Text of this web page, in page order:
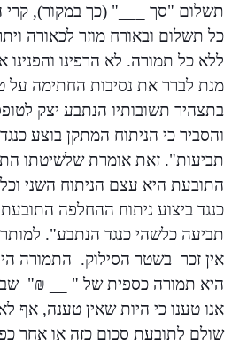
תשלום "סך ___" (כך במקור), קרי
כל תשלום ובאורח מוזר לכאורה
ללא כל תמורה. לא הרפינו
מנת לברר את נסיבות החתימה על
בתצהיר תשובותיו הנתבע יצק
והסביר כי הניתוח המתקן בוצע
תביעות". זאת אומרת שלשיטתו
התובעת היא עצם הניתוח השני
כנגד ביצוע ניתוח ההחלפה
תביעה כלשהי כנגד הנתבע". למותר
אין זכר בשטר הסילוק. התמורה
היא תמורה כספית של " __ ₪"
אנו טענו כי היות שאין טענה, אף
שולם לתובעת סכום כזה או אחר